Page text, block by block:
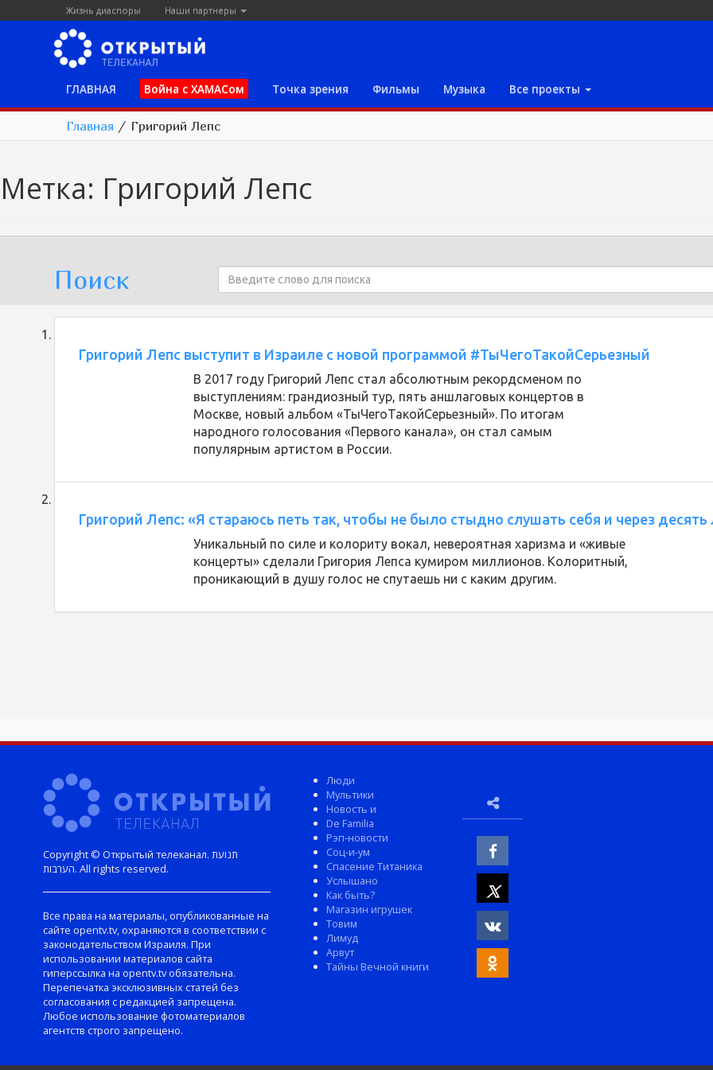
Жизнь диаспоры Наши партнеры
ГЛАВНАЯ Война с ХАМАСом Точка зрения Фильмы Музыка Все проекты
Главная / Григорий Лепс
Метка: Григорий Лепс
Поиск
Григорий Лепс выступит в Израиле с новой программой #ТыЧегоТакойСерьезный
В 2017 году Григорий Лепс стал абсолютным рекордсменом по
выступлениям: грандиозный тур, пять аншлаговых концертов в
Москве, новый альбом «ТыЧегоТакойСерьезный». По итогам
народного голосования «Первого канала», он стал самым
популярным артистом в России.
Григорий Лепс: «Я стараюсь петь так, чтобы не было стыдно слушать себя и через десять
Уникальный по силе и колориту вокал, невероятная харизма и «живые
концерты» сделали Григория Лепса кумиром миллионов. Колоритный,
проникающий в душу голос не спутаешь ни с каким другим.
Copyright © Открытый телеканал. תנועת
הערבות. All rights reserved.
Все права на материалы, опубликованные на
сайте opentv.tv, охраняются в соответствии с
законодательством Израиля. При
использовании материалов сайта
гиперссылка на opentv.tv обязательна.
Перепечатка эксклюзивных статей без
согласования с редакцией запрещена.
Любое использование фотоматериалов
агентств строго запрещено.
Люди
Мультики
Новость и
De Familia
Рэп-новости
Соц-и-ум
Спасение Титаника
Услышано
Как быть?
Магазин игрушек
Товим
Лимуд
Арвут
Тайны Вечной книги